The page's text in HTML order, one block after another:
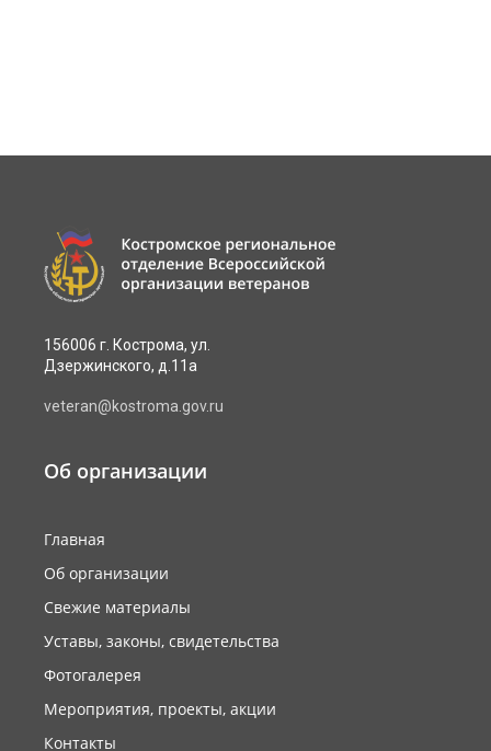
156006 г. Кострома, ул.
Дзержинского, д.11а
veteran@kostroma.gov.ru
Об организации
Главная
Об организации
Свежие материалы
Уставы, законы, свидетельства
Фотогалерея
Мероприятия, проекты, акции
Контакты